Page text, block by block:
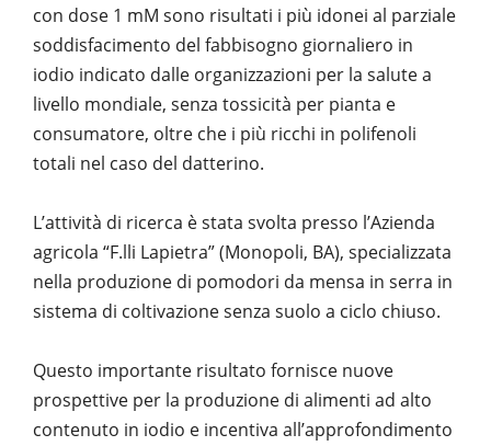
con dose 1 mM sono risultati i più idonei al parziale
soddisfacimento del fabbisogno giornaliero in
iodio indicato dalle organizzazioni per la salute a
livello mondiale, senza tossicità per pianta e
consumatore, oltre che i più ricchi in polifenoli
totali nel caso del datterino.
L’attività di ricerca è stata svolta presso l’Azienda
agricola “F.lli Lapietra” (Monopoli, BA), specializzata
nella produzione di pomodori da mensa in serra in
sistema di coltivazione senza suolo a ciclo chiuso.
Questo importante risultato fornisce nuove
prospettive per la produzione di alimenti ad alto
contenuto in iodio e incentiva all’approfondimento